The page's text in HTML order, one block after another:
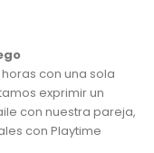
con una sola
exprimir un
con nuestra pareja,
con Playtime